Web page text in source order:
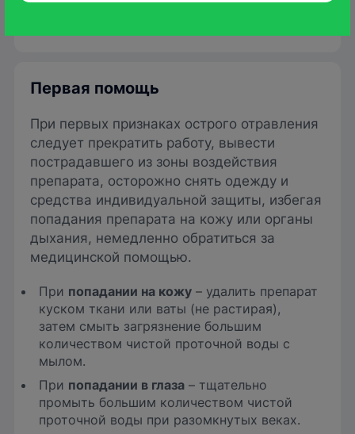
Первая помощь
При первых признаках острого отравления
следует прекратить работу, вывести
пострадавшего из зоны воздействия
препарата, осторожно снять одежду и
средства индивидуальной защиты, избегая
попадания препарата на кожу или органы
дыхания, немедленно обратиться за
медицинской помощью.
При попадании на кожу – удалить препарат
куском ткани или ваты (не растирая),
затем смыть загрязнение большим
количеством чистой проточной воды с
мылом.
При попадании в глаза – тщательно
промыть большим количеством чистой
проточной воды при разомкнутых веках.